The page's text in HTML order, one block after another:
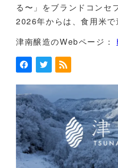
る〜」をブランドコンセ
2026年からは、食用米で
津南醸造のWebページ：